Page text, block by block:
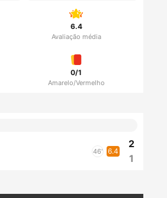
6.4
Avaliação média
0/1
Amarelo/Vermelho
46' 6.4
2
1